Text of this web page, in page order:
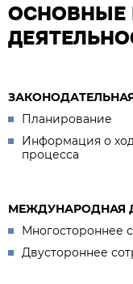
ОСНОВНЫЕ
Планирование
Информация о
процесса
МЕЖДУНАРОДНАЯ
Многостороннее
Двустороннее